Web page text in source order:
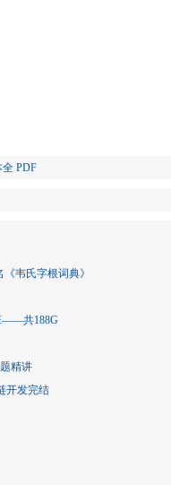
PDF
《韦氏字根词典》
——共188G
精讲
开发完结